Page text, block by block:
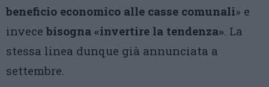
beneficio economico alle casse comunali» e
invecebisogna «invertire la tendenza». La
stessa linea dunque già annunciata a
settembre.